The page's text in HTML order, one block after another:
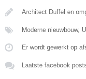
Architect Duffel en
Moderne nieuwbouw,
Er wordt gewerkt op
Laatste facebook